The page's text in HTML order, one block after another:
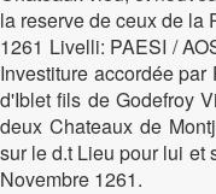
la reserve de ceux de la
1261 Livelli: PAESI /
Investiture accordée
d'Iblet fils de Godefroy
deux Chateaux de
sur le d.t Lieu pour lui et
Novembre 1261.